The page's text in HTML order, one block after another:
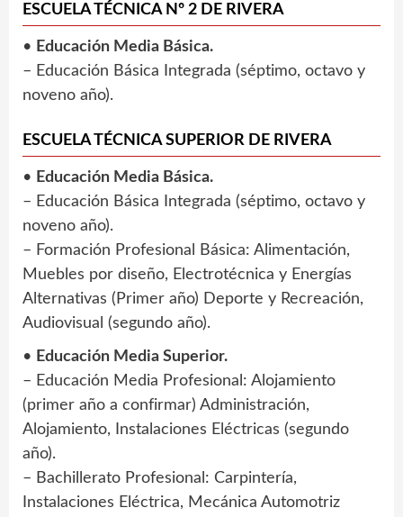
ESCUELA TÉCNICA Nº 2 DE RIVERA
• Educación Media Básica.
– Educación Básica Integrada (séptimo, octavo y
noveno año).
ESCUELA TÉCNICA SUPERIOR DE RIVERA
• Educación Media Básica.
– Educación Básica Integrada (séptimo, octavo y
noveno año).
– Formación Profesional Básica: Alimentación,
Muebles por diseño, Electrotécnica y Energías
Alternativas (Primer año) Deporte y Recreación,
Audiovisual (segundo año).
• Educación Media Superior.
– Educación Media Profesional: Alojamiento
(primer año a confirmar) Administración,
Alojamiento, Instalaciones Eléctricas (segundo
año).
– Bachillerato Profesional: Carpintería,
Instalaciones Eléctrica, Mecánica Automotriz